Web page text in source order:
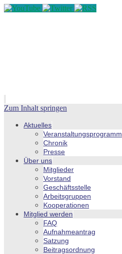
Zum Inhalt springen
Aktuelles
Veranstaltungsprogramm
Chronik
Presse
Über uns
Mitglieder
Vorstand
Geschäftsstelle
Arbeitsgruppen
Kooperationen
Mitglied werden
FAQ
Aufnahmeantrag
Satzung
Beitragsordnung